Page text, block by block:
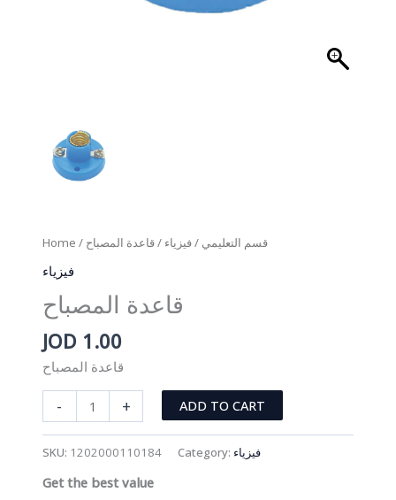
Home / قسم التعليمي /فيزياء / قاعدة المصباح
فيزياء
قاعدة المصباح
JOD 1.00
قاعدة المصباح
-
المصباح
+ ADD TO CART
SKU: 1202000110184 Category: فيزياء
Get the best value